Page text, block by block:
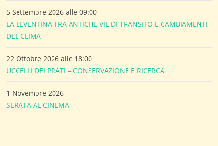
5 Settembre 2026 alle 09:00
LA LEVENTINA TRA ANTICHE VIE DI TRANSITO E CAMBIAMENTI
DEL CLIMA
22 Ottobre 2026 alle 18:00
UCCELLI DEI PRATI – CONSERVAZIONE E RICERCA
1 Novembre 2026
SERATA AL CINEMA